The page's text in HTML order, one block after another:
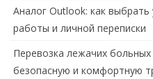
Аналог Outlook: как
работы и личной переписки
Перевозка лежачих
безопасную и комфортную